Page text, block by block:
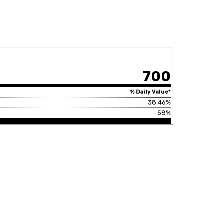
700
% Daily Value*
38.46%
58%